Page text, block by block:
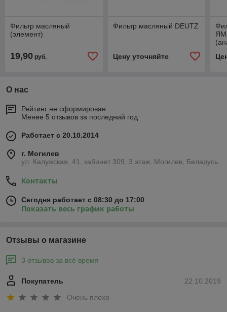
Фильтр масляный
(элемент)
19,90 руб.
Фильтр масляный DEUTZ
Цену уточняйте
О нас
Рейтинг не сформирован
Менее 5 отзывов за последний год
Работает с 20.10.2014
г. Могилев
ул. Калужская, 41, кабинет 309, 3 этаж, Могилев, Беларусь
Контакты
Сегодня работает с 08:30 до 17:00
Показать весь график работы
Отзывы о магазине
3 отзывов за всё время
22.10.2019
Покупатель
Очень плохо